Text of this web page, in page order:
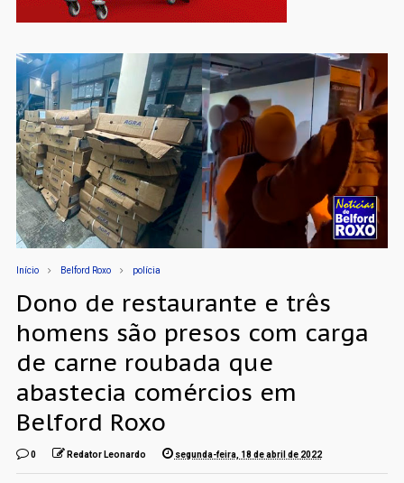
Início Belford Roxo polícia
Dono de restaurante e três
homens são presos com carga
de carne roubada que
abastecia comércios em
Belford Roxo
0 Redator Leonardo segunda-feira, 18 de abril de 2022